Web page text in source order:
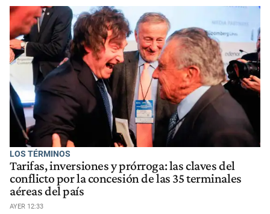
LOS TÉRMINOS
Tarifas, inversiones y prórroga: las claves del
conflicto por la concesión de las 35 terminales
aéreas del país
AYER 12:33